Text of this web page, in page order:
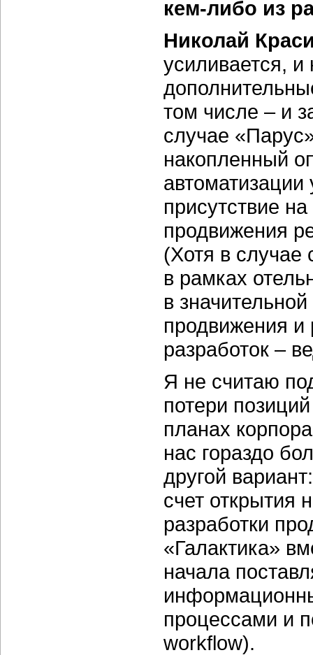
кем-либо из
Николай
усиливается,
том числе – и
случае
накопленный
присутствие
продвижения
(Хотя в случае
в рамках
в
продвижения и
разработок –
Я не считаю
потери
планах
нас гораздо
другой
счет открытия
разработки
«Галактика»
начала
процессами и
workflow).